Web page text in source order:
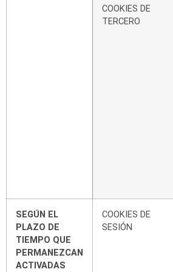
COOKIES DE
TERCERO
SEGÚN EL
PLAZO DE
TIEMPO QUE
PERMANEZCAN
ACTIVADAS
COOKIES DE
SESIÓN